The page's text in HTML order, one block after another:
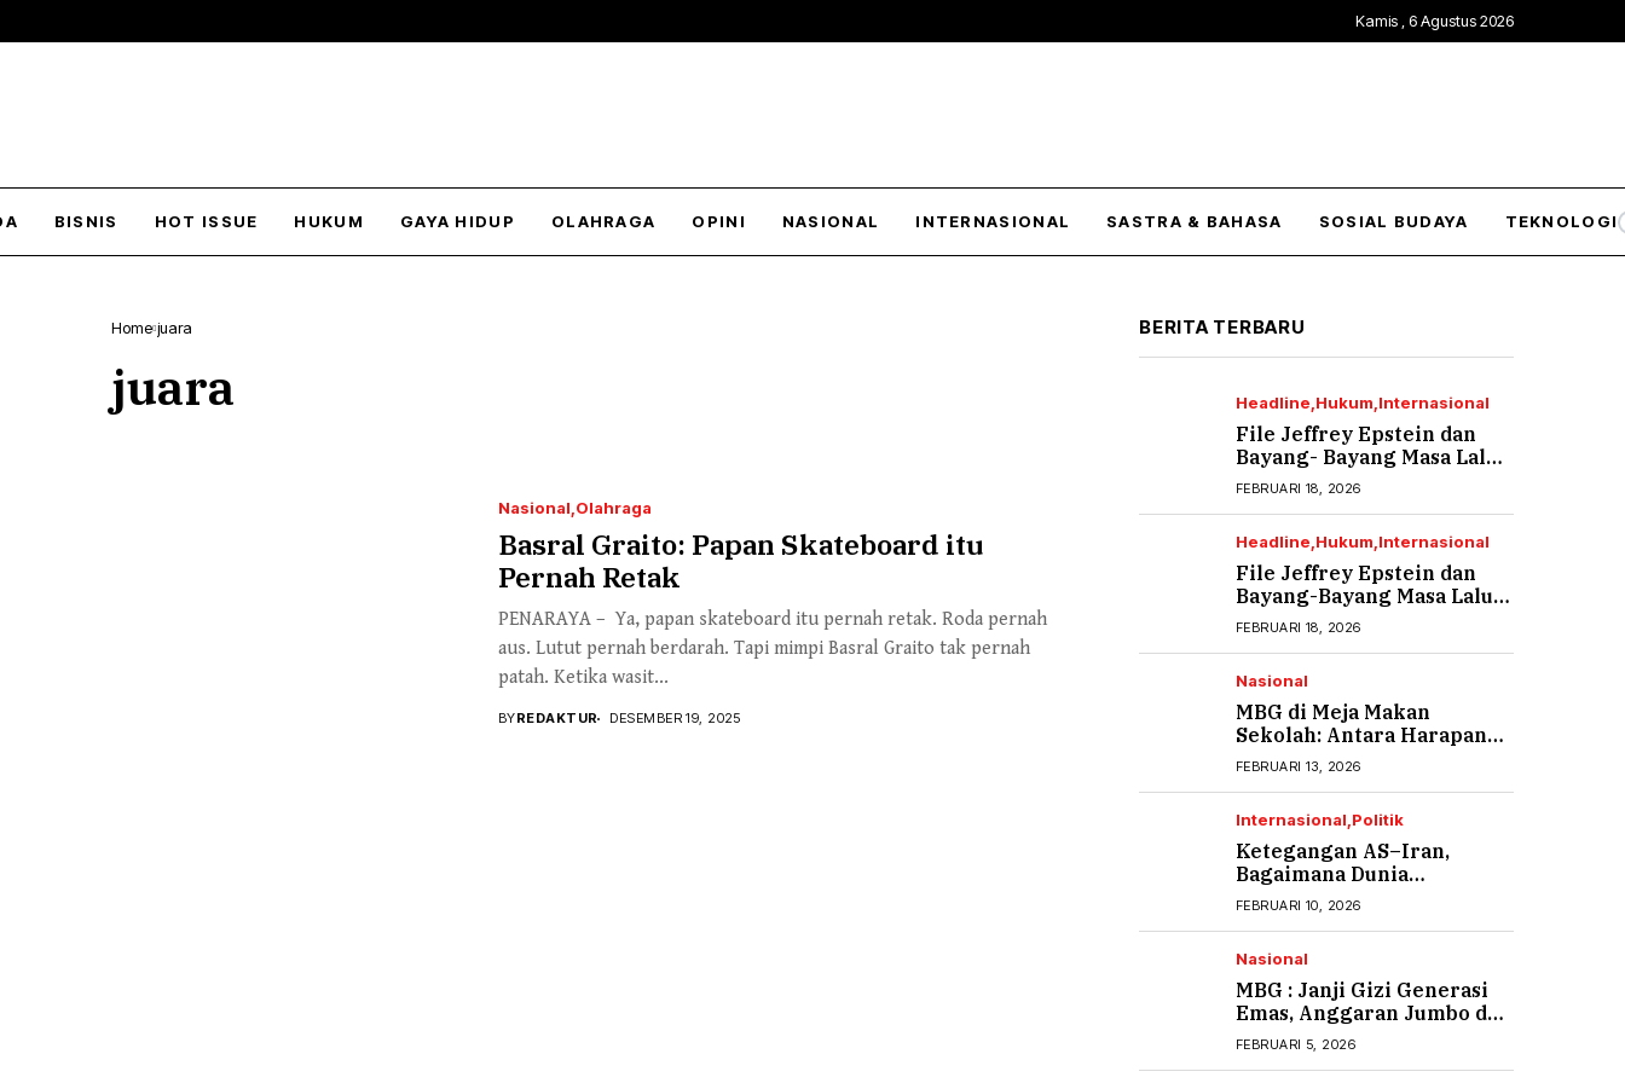
Kamis , 6 Agustus 2026
BISNIS HOT ISSUE HUKUM GAYA HIDUP OLAHRAGA OPINI NASIONAL INTERNASIONAL SASTRA & BAHASA SOSIAL BUDAYA TEKNOLOGI
Home juara
juara
Nasional Olahraga
Basral Graito: Papan Skateboard itu
Pernah Retak
PENARAYA – Ya, papan skateboard itu pernah retak. Roda pernah
aus. Lutut pernah berdarah. Tapi mimpi Basral Graito tak pernah
patah. Ketika wasit...
BYREDAKTUR DESEMBER 19, 2025
BERITA TERBARU
Headline Hukum Internasional
File Jeffrey Epstein dan
Bayang- Bayang Masa Lalu
yang Tak Pernah Usai (2)
FEBRUARI 18, 2026
Headline Hukum Internasional
File Jeffrey Epstein dan
Bayang-Bayang Masa Lalu
yang Tak Pernah Usai (1)
FEBRUARI 18, 2026
Nasional
MBG di Meja Makan
Sekolah: Antara Harapan
Gizi dan Rasa Cemas Orang
FEBRUARI 13, 2026
Internasional Politik
Ketegangan AS–Iran,
Bagaimana Dunia
Menyikapi?
FEBRUARI 10, 2026
Nasional
MBG : Janji Gizi Generasi
Emas, Anggaran Jumbo dan
Ancaman Keracunan
FEBRUARI 5, 2026